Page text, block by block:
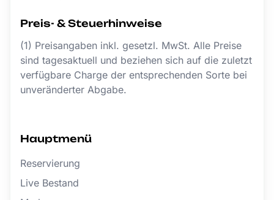
Preis- & Steuerhinweise
(1) Preisangaben inkl. gesetzl. MwSt. Alle Preise
sind tagesaktuell und beziehen sich auf die zuletzt
verfügbare Charge der entsprechenden Sorte bei
unveränderter Abgabe.
Hauptmenü
Reservierung
Live Bestand